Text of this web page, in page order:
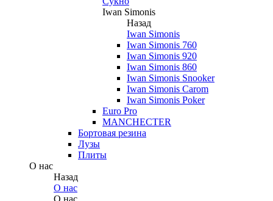
Iwan Simonis
Назад
Iwan Simonis
Iwan Simonis 760
Iwan Simonis 920
Iwan Simonis 860
Iwan Simonis Snooker
Iwan Simonis Carom
Iwan Simonis Poker
Euro Pro
MANCHECTER
Бортовая резина
Лузы
Плиты
О нас
Назад
О нас
О нас